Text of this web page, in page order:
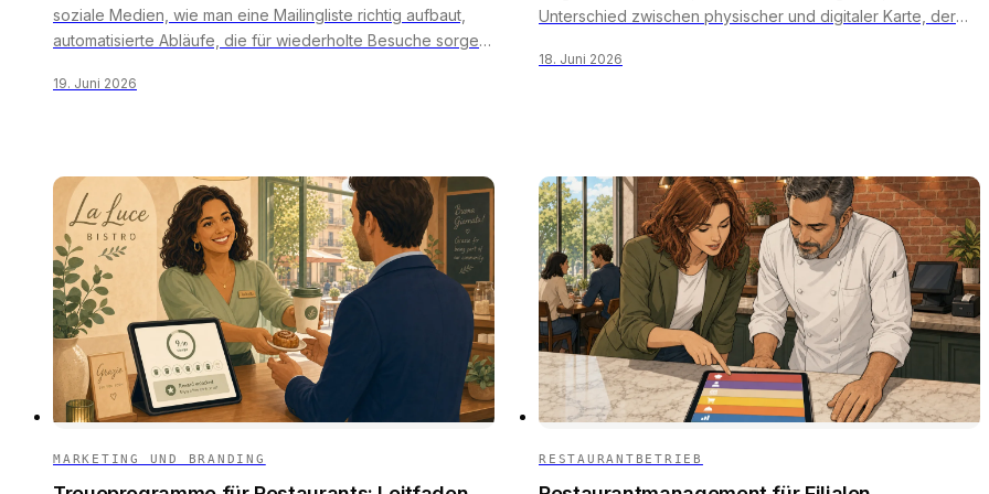
soziale Medien, wie man eine Mailingliste richtig aufbaut,
automatisierte Abläufe, die für wiederholte Besuche sorgen,
rechtliche Grundlagen sowie ein 30-Tage-Plan für den Start.
19. Juni 2026
Unterschied zwischen physischer und digitaler Karte, der
Betrugsschutz und ein Plan für die schwachen Monate.
18. Juni 2026
MARKETING UND BRANDING RESTAURANTBETRIEB